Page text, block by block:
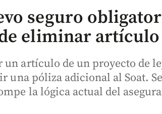
seguro
eliminar artículo
artículo de un proyecto de
una póliza adicional al Soat.
la lógica actual del